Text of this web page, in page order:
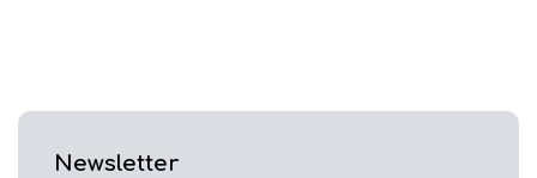
Newsletter